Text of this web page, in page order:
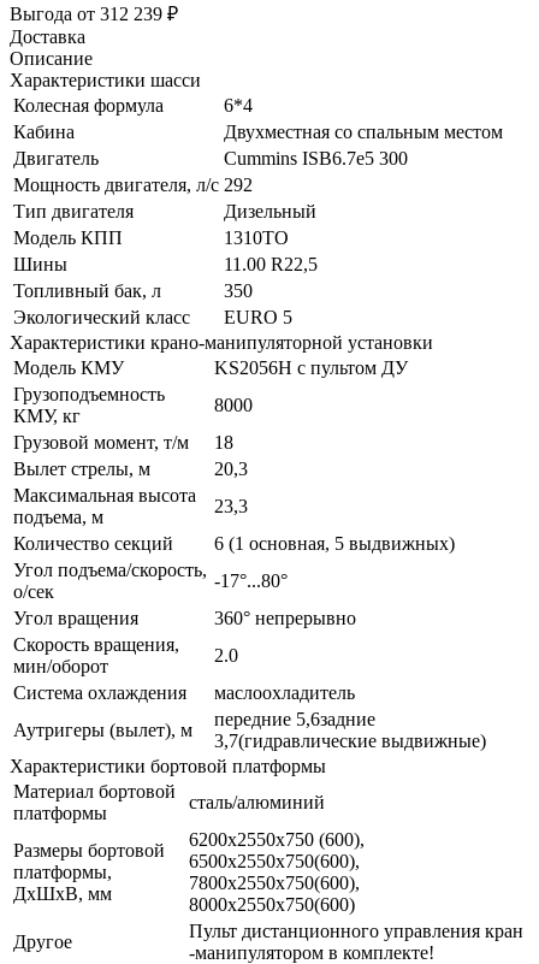
Выгода от 312 239 ₽
Доставка
Описание
Характеристики шасси
Колесная формула
6*4
Кабина
Двухместная со спальным местом
Двигатель
Cummins ISB6.7e5 300
Мощность двигателя, л/с 292
Тип двигателя
Дизельный
Модель КПП
1310TO
Шины
11.00 R22,5
Топливный бак, л
350
Экологический класс
EURO 5
Характеристики крано-манипуляторной установки
Модель КМУ
KS2056H c пультом ДУ
Грузоподъемность
КМУ, кг
8000
Грузовой момент, т/м
18
Вылет стрелы, м
20,3
Максимальная высота
подъема, м
23,3
Количество секций
6 (1 основная, 5 выдвижных)
Угол подъема/скорость,
о/сек
-17°...80°
Угол вращения
360° непрерывно
Скорость вращения,
мин/оборот
2.0
Система охлаждения
маслоохладитель
Аутригеры (вылет), м
передние 5,6задние
3,7(гидравлические выдвижные)
Характеристики бортовой платформы
Материал бортовой
платформы
сталь/алюминий
Размеры бортовой
платформы,
ДхШхВ, мм
6200х2550х750 (600),
6500х2550х750(600),
7800х2550х750(600),
8000х2550х750(600)
Другое
Пульт дистанционного управления кран
-манипулятором в комплекте!